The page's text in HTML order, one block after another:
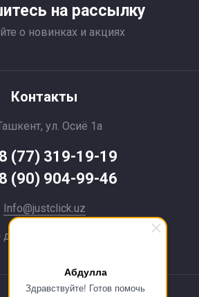
Абдулла
Здравствуйте! Готов помочь
на рассылку
о новинках и акциях
Контакты
ул. Осиё 1a
(77) 319-19-19
(90) 904-99-46
Info@justclick.uz
до 21:00 без выходных